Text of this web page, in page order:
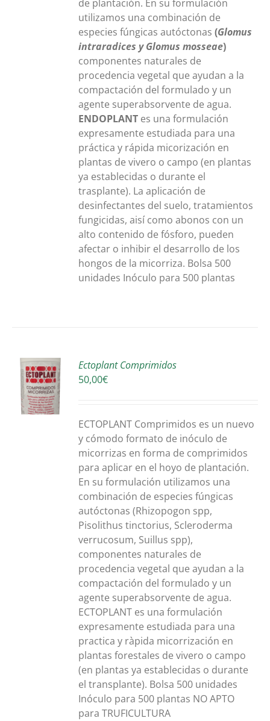
de plantación. En su formulación
utilizamos una combinación de
especies fúngicas autóctonas(Glomus
intraradices y Glomus mosseae)
componentes naturales de
procedencia vegetal que ayudan a la
compactación del formulado y un
agente superabsorvente de agua.
ENDOPLANT es una formulación
expresamente estudiada para una
práctica y rápida micorización en
plantas de vivero o campo (en plantas
ya establecidas o durante el
trasplante). La aplicación de
desinfectantes del suelo, tratamientos
fungicidas, aisí como abonos con un
alto contenido de fósforo, pueden
afectar o inhibir el desarrollo de los
hongos de la micorriza. Bolsa 500
unidades Inóculo para 500 plantas
Ectoplant Comprimidos
50,00€
ECTOPLANT Comprimidos es un nuevo
y cómodo formato de inóculo de
micorrizas en forma de comprimidos
para aplicar en el hoyo de plantación.
En su formulación utilizamos una
combinación de especies fúngicas
autóctonas (Rhizopogon spp,
Pisolithus tinctorius, Scleroderma
verrucosum, Suillus spp),
componentes naturales de
procedencia vegetal que ayudan a la
compactación del formulado y un
agente superabsorvente de agua.
ECTOPLANT es una formulación
expresamente estudiada para una
practica y ràpida micorrización en
plantas forestales de vivero o campo
(en plantas ya establecidas o durante
el transplante). Bolsa 500 unidades
Inóculo para 500 plantas NO APTO
para TRUFICULTURA